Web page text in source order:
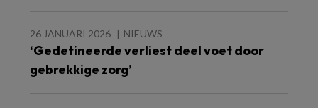
26 JANUARI 2026 NIEUWS
‘Gedetineerde verliest deel voet door
gebrekkige zorg’